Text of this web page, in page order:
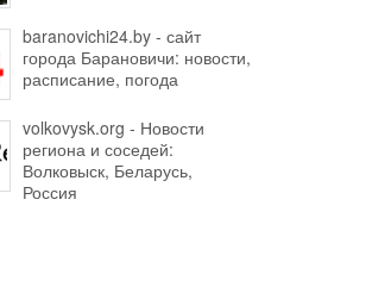
baranovichi24.by - сайт
города Барановичи: новости,
расписание, погода
volkovysk.org - Новости
региона и соседей:
Волковыск, Беларусь,
Россия